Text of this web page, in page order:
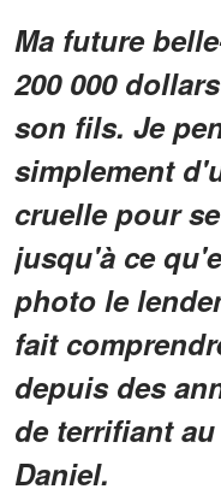
Ma future
200 000
son fils. Je
simplement
cruelle pour
jusqu'à ce
photo le
fait
depuis des
de terrifiant
Daniel.